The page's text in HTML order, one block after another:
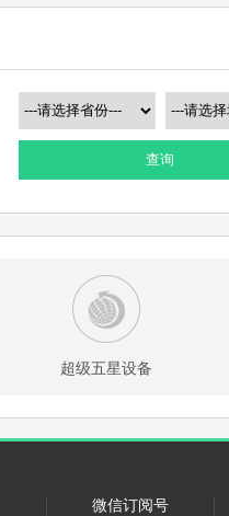
查询
超级五星设备
微信订阅号